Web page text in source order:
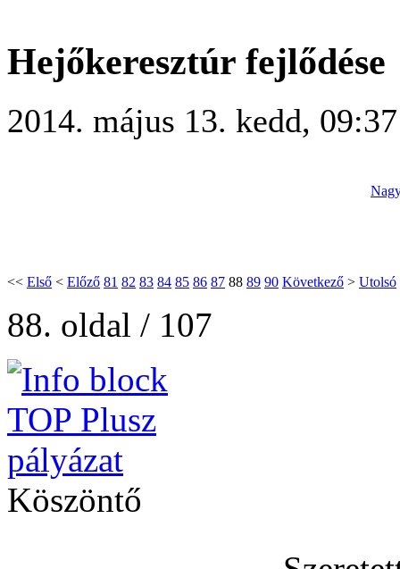
Hejőkeresztúr fejlődése
2014. május 13. kedd,
<< Első < Előző 81 82 83 84 85 86 87 88 89 90 Következő > Utolsó
88. oldal / 107
Köszöntő